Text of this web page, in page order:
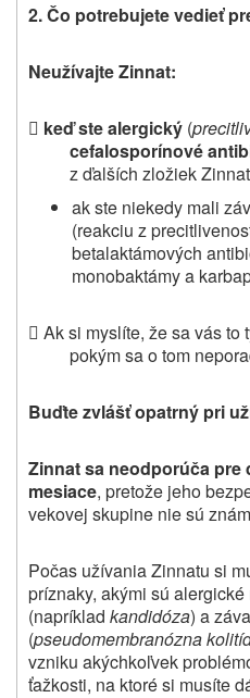
2. Čo potrebujete vedieť
NeužívajteZinnat:
 keď ste alergický (
cefalosporínové
z ďalších zložiek
ak ste niekedy mali
(reakciu z
betalaktámových
monobaktámy a
 Ak si myslíte, že sa vás to
pokým sa o tom
Buďte zvlášť opatrný pri
Zinnat sa neodporúča pre
mesiace, pretože jeho
vekovej skupine nie sú
Počas užívania Zinnatu si
príznaky, akými sú
(napríklad kandidóza) a
(pseudomembranózna
vzniku akýchkoľvek
ťažkosti, na ktoré si musíte